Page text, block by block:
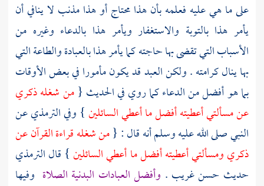
على ما هي عليه فعلمه بأن هذا محتاج أو هذا مذنب لا ينافي أن
يأمر هذا بالتوبة والاستغفار ويأمر هذا بالدعاء وغيره من
الأسباب التي تقضى بها حاجته كما يأمر هذا بالعبادة والطاعة التي
بها ينال كرامته . ولكن العبد قد يكون مأمورا في بعض الأوقات
بما هو أفضل من الدعاء كما روي في الحديث {من شغله ذكري
عن مسألتي أعطيته أفضل ما أعطي السائلين} وفيالترمذيعن
النبي صلى الله عليه وسلم أنه قال : {من شغله قراءة القرآن عن
ذكري ومسألتي أعطيته أفضل ما أعطي السائلين} قالالترمذي
حديث حسن غريب . وأفضل العبادات البدنية الصلاة وفيها